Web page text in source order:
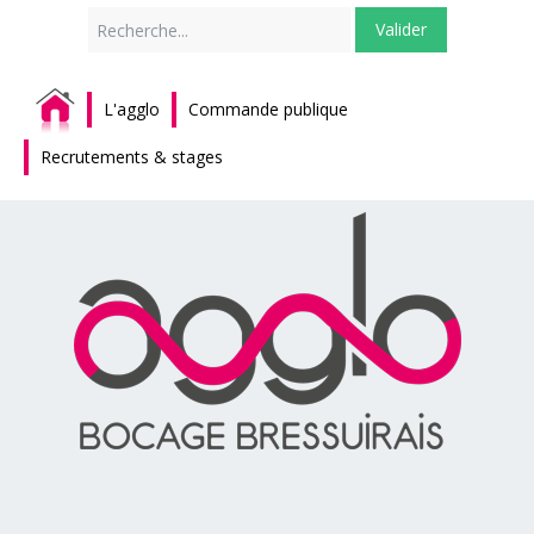
Valider
L'agglo Commande publique
Recrutements & stages